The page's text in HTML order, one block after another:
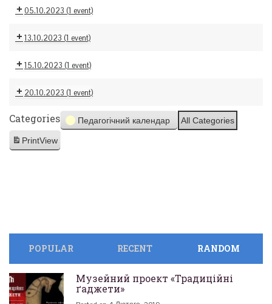
05.10.2023 (1 event)
13.10.2023 (1 event)
15.10.2023 (1 event)
20.10.2023 (1 event)
Categories Педагогічний календар All Categories
PrintView
POPULAR RECENT RANDOM
Музейний проект «Традиційні
ґаджети»